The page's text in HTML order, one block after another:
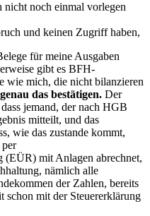
nicht noch einmal vorlegen
und keinen Zugriff haben,
für meine Ausgaben
gibt es BFH-
wie mich, die nicht bilanzieren
genau das bestätigen. Der
jemand, der nach HGB
mitteilt, und das
wie das zustande kommt,
(EÜR) mit Anlagen abrechnet,
nämlich alle
der Zahlen, bereits
schon mit der Steuererklärung